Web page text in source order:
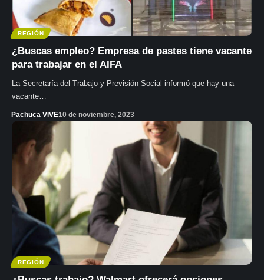
REGIÓN
¿Buscas empleo? Empresa de pastes tiene vacante
para trabajar en el AIFA
La Secretaría del Trabajo y Previsión Social informó que hay una
vacante…
Pachuca VIVE10 de noviembre, 2023
REGIÓN